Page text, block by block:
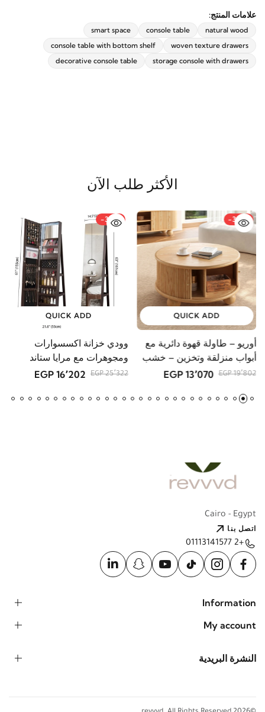
علامات المنتج:
natural wood
console table
smart space
woven texture drawers
console table with bottom shelf
storage console with drawers
decorative console table
الأكثر طلب الآن
-34%
QUICK ADD
أوريو – طاولة قهوة دائرية مع
أبواب منزلقة وتخزين – خشب
طبيعي
19٬802 EGP 13٬070 EGP
-36%
QUICK ADD
وودي خزانة اكسسوارات
ومجوهرات مع مرايا ستاند
25٬322 EGP 16٬202 EGP
Cairo - Egypt
اتصل بنا
+2 01113141577
Information
My account
النشرة البريدية
©2026 revvvd. All Rights Reserved.